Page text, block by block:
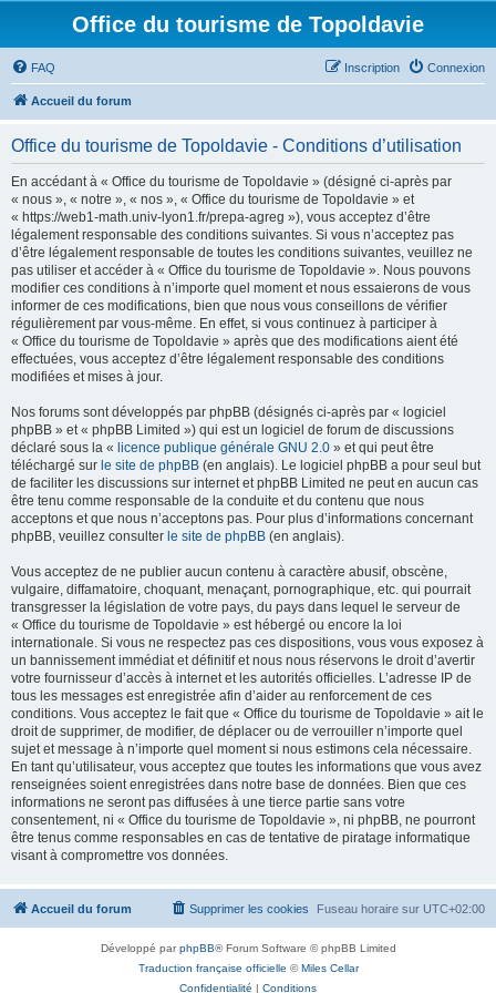
Office du tourisme de Topoldavie
FAQ Connexion
Inscription
Accueil du forum
Office du tourisme de Topoldavie - Conditions d’utilisation
En accédant à « Office du tourisme de Topoldavie » (désigné ci-après par
« nous », « notre », « nos », « Office du tourisme de Topoldavie » et
« https://web1-math.univ-lyon1.fr/prepa-agreg »), vous acceptez d’être
légalement responsable des conditions suivantes. Si vous n’acceptez pas
d’être légalement responsable de toutes les conditions suivantes, veuillez ne
pas utiliser et accéder à « Office du tourisme de Topoldavie ». Nous pouvons
modifier ces conditions à n’importe quel moment et nous essaierons de vous
informer de ces modifications, bien que nous vous conseillons de vérifier
régulièrement par vous-même. En effet, si vous continuez à participer à
« Office du tourisme de Topoldavie » après que des modifications aient été
effectuées, vous acceptez d’être légalement responsable des conditions
modifiées et mises à jour.
Nos forums sont développés par phpBB (désignés ci-après par « logiciel
phpBB » et « phpBB Limited ») qui est un logiciel de forum de discussions
déclaré sous la « licence publique générale GNU 2.0 » et qui peut être
téléchargé sur le site de phpBB (en anglais). Le logiciel phpBB a pour seul but
de faciliter les discussions sur internet et phpBB Limited ne peut en aucun cas
être tenu comme responsable de la conduite et du contenu que nous
acceptons et que nous n’acceptons pas. Pour plus d’informations concernant
phpBB, veuillez consulter le site de phpBB (en anglais).
Vous acceptez de ne publier aucun contenu à caractère abusif, obscène,
vulgaire, diffamatoire, choquant, menaçant, pornographique, etc. qui pourrait
transgresser la législation de votre pays, du pays dans lequel le serveur de
« Office du tourisme de Topoldavie » est hébergé ou encore la loi
internationale. Si vous ne respectez pas ces dispositions, vous vous exposez à
un bannissement immédiat et définitif et nous nous réservons le droit d’avertir
votre fournisseur d’accès à internet et les autorités officielles. L’adresse IP de
tous les messages est enregistrée afin d’aider au renforcement de ces
conditions. Vous acceptez le fait que « Office du tourisme de Topoldavie » ait le
droit de supprimer, de modifier, de déplacer ou de verrouiller n’importe quel
sujet et message à n’importe quel moment si nous estimons cela nécessaire.
En tant qu’utilisateur, vous acceptez que toutes les informations que vous avez
renseignées soient enregistrées dans notre base de données. Bien que ces
informations ne seront pas diffusées à une tierce partie sans votre
consentement, ni « Office du tourisme de Topoldavie », ni phpBB, ne pourront
être tenus comme responsables en cas de tentative de piratage informatique
visant à compromettre vos données.
Accueil du forum Fuseau horaire sur UTC+02:00
Supprimer les cookies
Développé parphpBB® Forum Software © phpBB Limited
Traduction française officielle ©Miles Cellar
Confidentialité | Conditions